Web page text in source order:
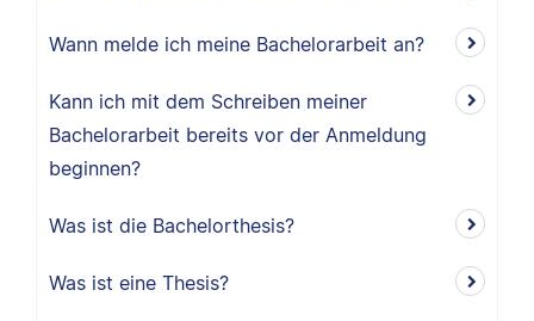
Wann melde ich meine Bachelorarbeit an?
Kann ich mit dem Schreiben meiner
Bachelorarbeit bereits vor der Anmeldung
beginnen?
Was ist die Bachelorthesis?
Was ist eine Thesis?